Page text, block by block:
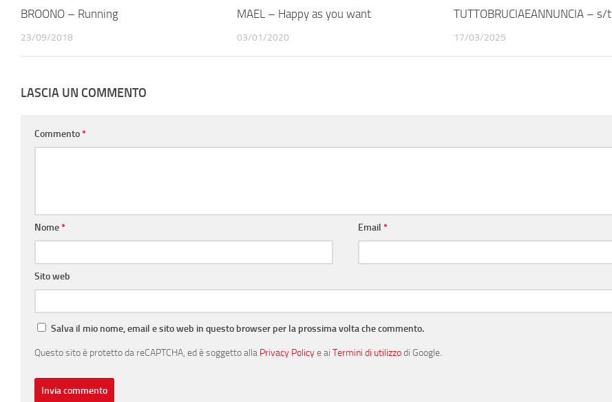
BROONO – Running
23/09/2018
MAEL – Happy as you want
03/01/2020
TUTTOBRUCIAEANNUNCIA – s/t
17/03/2025
LASCIA UN COMMENTO
Commento*
Nome* Email*
Sito web
Salva il mio nome, email e sito web in questo browser per la prossima volta che commento.
Questo sito è protetto da reCAPTCHA, ed è soggetto alla Privacy Policye ai Termini di utilizzodi Google.